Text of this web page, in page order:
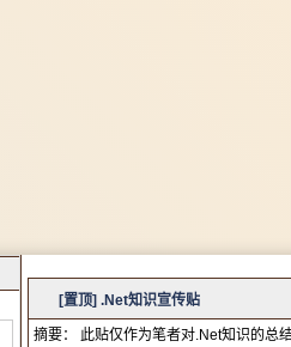
[置顶] .Net知识宣传贴
摘要： 此贴仅作为笔者对.Net知识的总